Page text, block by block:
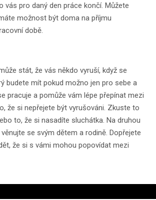
pro daný den práce končí. Můžete
možnost být doma na příjmu
době.
stát, že vás někdo vyruší, když se
budete mít pokud možno jen pro sebe a
pracuje a pomůže vám lépe přepínat mezi
že si nepřejete být vyrušováni. Zkuste to
to, že si nasadíte sluchátka. Na druhou
se svým dětem a rodině. Dopřejete
že si s vámi mohou popovídat mezi